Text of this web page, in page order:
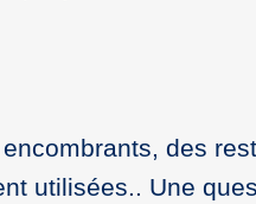
des
utilisées.. Une